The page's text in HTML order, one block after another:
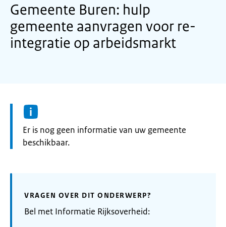
Gemeente Buren: hulp
gemeente aanvragen voor re-
integratie op arbeidsmarkt
Informatie:
Er is nog geen informatie van uw gemeente
beschikbaar.
VRAGEN OVER DIT ONDERWERP?
Bel met Informatie Rijksoverheid: